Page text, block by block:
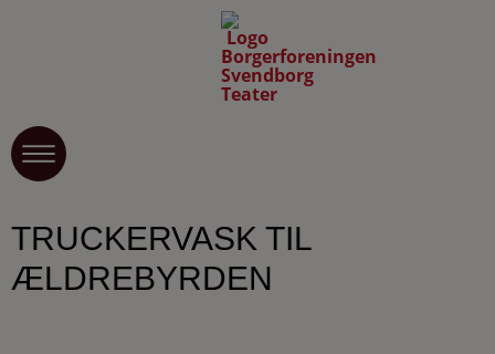
TRUCKERVASK TIL
ÆLDREBYRDEN